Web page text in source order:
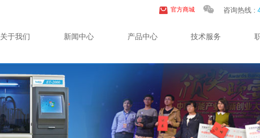
关于我们 新闻中心 产品中心 技术服务
咨询热线 :
官方商城